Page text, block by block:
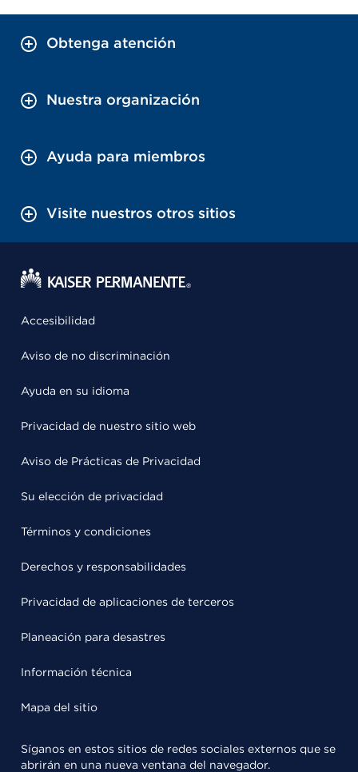
Obtenga atención
Nuestra organización
Ayuda para miembros
Visite nuestros otros sitios
Accesibilidad
Aviso de no discriminación
Ayuda en su idioma
Privacidad de nuestro sitio web
Aviso de Prácticas de Privacidad
Su elección de privacidad
Términos y condiciones
Derechos y responsabilidades
Privacidad de aplicaciones de terceros
Planeación para desastres
Información técnica
Mapa del sitio
Síganos en estos sitios de redes sociales externos que se
abrirán en una nueva ventana del navegador.